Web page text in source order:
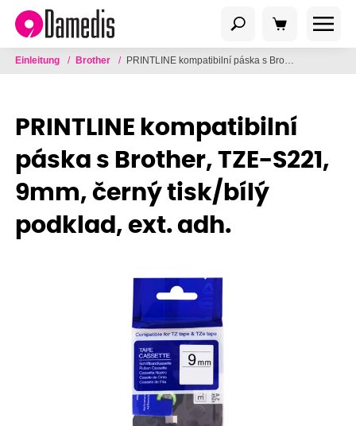
Einleitung / Brother / PRINTLINE kompatibilní páska s Brother, TZE-S221, 9mm, černý tisk/bílý podklad, ext. adh.
PRINTLINE kompatibilní
páska s Brother, TZE-S221,
9mm, černý tisk/bílý
podklad, ext. adh.